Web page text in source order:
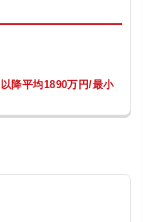
降平均1890万円/最小